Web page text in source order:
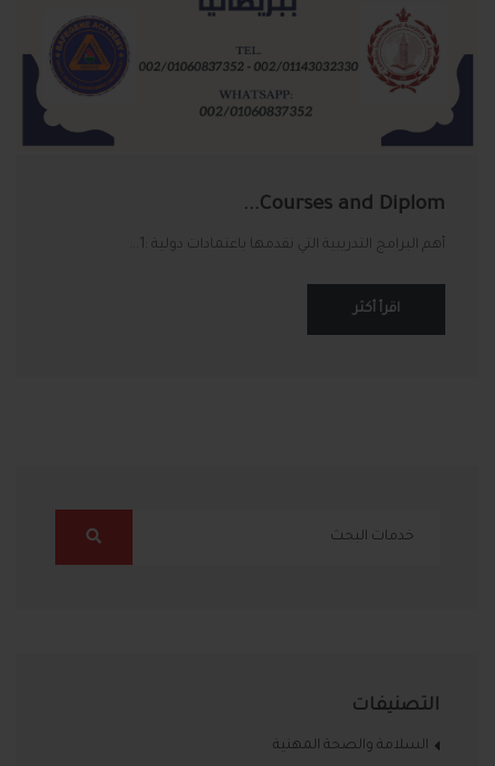
Courses and Diplom...
أهم البرامج التدريبية التي نقدمها باعتمادات دولية :1...
اقرأ أكثر
التصنيفات
السلامة والصحة المهنية